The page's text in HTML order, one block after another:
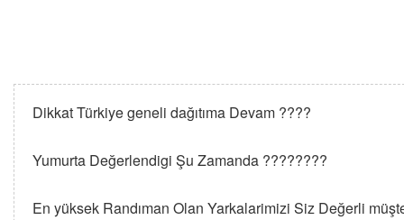
Dikkat Türkiye geneli dağıtıma Devam ????
Yumurta Değerlendigi Şu Zamanda ????????
En yüksek Randıman Olan Yarkalarimizi Siz Değerli